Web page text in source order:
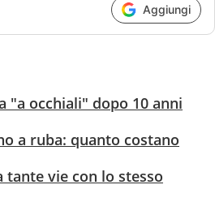
Aggiungi
"a occhiali" dopo 10 anni
a ruba: quanto costano
tante vie con lo stesso